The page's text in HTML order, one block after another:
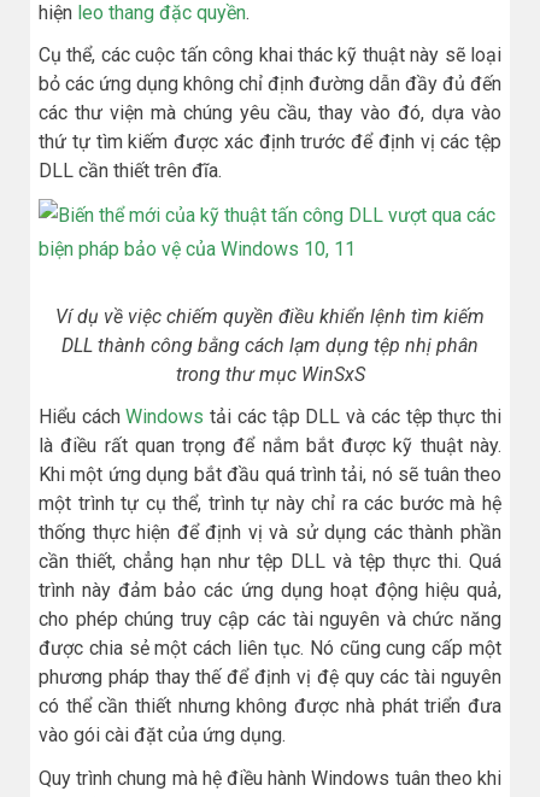
hiện leo thang đặc quyền.
Cụ thể, các cuộc tấn công khai thác kỹ thuật này sẽ loại
bỏ các ứng dụng không chỉ định đường dẫn đầy đủ đến
các thư viện mà chúng yêu cầu, thay vào đó, dựa vào
thứ tự tìm kiếm được xác định trước để định vị các tệp
DLL cần thiết trên đĩa.
Ví dụ về việc chiếm quyền điều khiển lệnh tìm kiếm
DLL thành công bằng cách lạm dụng tệp nhị phân
trong thư mục WinSxS
Hiểu cáchWindows tải các tập DLL và các tệp thực thi
là điều rất quan trọng để nắm bắt được kỹ thuật này.
Khi một ứng dụng bắt đầu quá trình tải, nó sẽ tuân theo
một trình tự cụ thể, trình tự này chỉ ra các bước mà hệ
thống thực hiện để định vị và sử dụng các thành phần
cần thiết, chẳng hạn như tệp DLL và tệp thực thi. Quá
trình này đảm bảo các ứng dụng hoạt động hiệu quả,
cho phép chúng truy cập các tài nguyên và chức năng
được chia sẻ một cách liên tục. Nó cũng cung cấp một
phương pháp thay thế để định vị đệ quy các tài nguyên
có thể cần thiết nhưng không được nhà phát triển đưa
vào gói cài đặt của ứng dụng.
Quy trình chung mà hệ điều hành Windows tuân theo khi